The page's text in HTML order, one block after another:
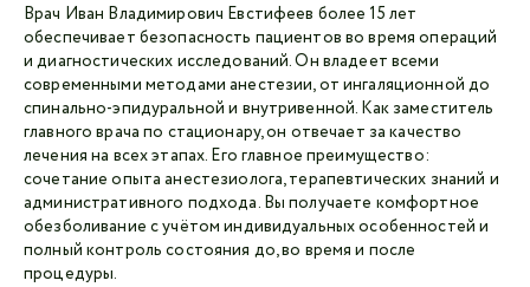
Врач Иван Владимирович Евстифеев более 15 лет
обеспечивает безопасность пациентов во время операций
и диагностических исследований. Он владеет всеми
современными методами анестезии, от ингаляционной до
спинально-эпидуральной и внутривенной. Как заместитель
главного врача по стационару, он отвечает за качество
лечения на всех этапах. Его главное преимущество:
сочетание опыта анестезиолога, терапевтических знаний и
административного подхода. Вы получаете комфортное
обезболивание с учётом индивидуальных особенностей и
полный контроль состояния до, во время и после
процедуры.
Я не
робот
Отправляя данную форму,я даю согласие на
обработку персональных данных СМК «Медгард»